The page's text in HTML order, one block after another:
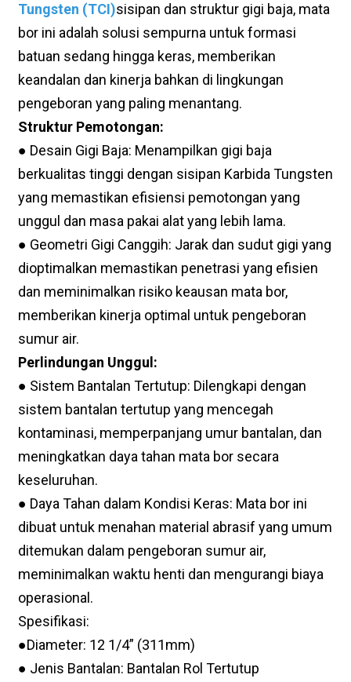
Tungsten (TCI)sisipan dan struktur gigi baja, mata
bor ini adalah solusi sempurna untuk formasi
batuan sedang hingga keras, memberikan
keandalan dan kinerja bahkan di lingkungan
pengeboran yang paling menantang.
Struktur Pemotongan:
● Desain Gigi Baja: Menampilkan gigi baja
berkualitas tinggi dengan sisipan Karbida Tungsten
yang memastikan efisiensi pemotongan yang
unggul dan masa pakai alat yang lebih lama.
● Geometri Gigi Canggih: Jarak dan sudut gigi yang
dioptimalkan memastikan penetrasi yang efisien
dan meminimalkan risiko keausan mata bor,
memberikan kinerja optimal untuk pengeboran
sumur air.
Perlindungan Unggul:
● Sistem Bantalan Tertutup: Dilengkapi dengan
sistem bantalan tertutup yang mencegah
kontaminasi, memperpanjang umur bantalan, dan
meningkatkan daya tahan mata bor secara
keseluruhan.
● Daya Tahan dalam Kondisi Keras: Mata bor ini
dibuat untuk menahan material abrasif yang umum
ditemukan dalam pengeboran sumur air,
meminimalkan waktu henti dan mengurangi biaya
operasional.
Spesifikasi:
●Diameter: 12 1/4” (311mm)
● Jenis Bantalan: Bantalan Rol Tertutup